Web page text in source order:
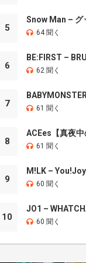
5
Snow Man – グ
64 聞く
6 62 聞く
7 61 聞く
8 61 聞く
9 60 聞く
10
JO1 –
60 聞く